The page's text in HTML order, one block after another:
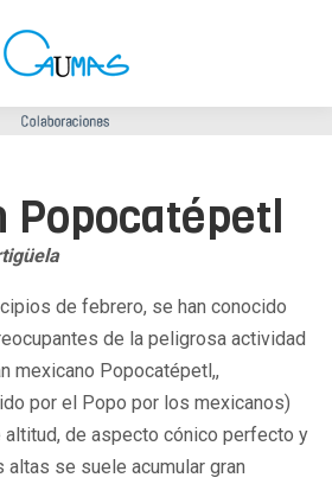
Popocatépetl
de febrero, se han conocido
de la peligrosa actividad
mexicano Popocatépetl,,
por el Popo por los mexicanos)
altitud, de aspecto cónico perfecto y
altas se suele acumular gran